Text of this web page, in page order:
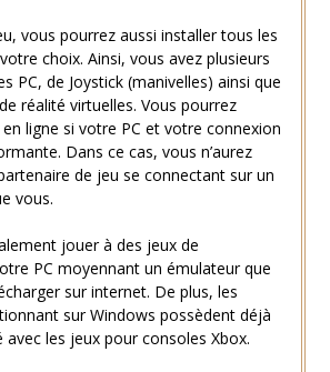
vous pourrez aussi installer tous les
choix. Ainsi, vous avez plusieurs
PC, de Joystick (manivelles) ainsi que
réalité virtuelles. Vous pourrez
ligne si votre PC et votre connexion
Dans ce cas, vous n’aurez
de jeu se connectant sur un
vous.
jouer à des jeux de
PC moyennant un émulateur que
sur internet. De plus, les
sur Windows possèdent déjà
les jeux pour consoles Xbox.